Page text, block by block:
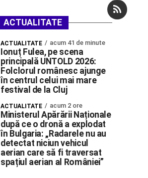
ACTUALITATE
ACTUALITATE acum 41 de minute
Ionuț Fulea, pe scena
principală UNTOLD 2026:
Folclorul românesc ajunge
în centrul celui mai mare
festival de la Cluj
ACTUALITATE acum 2 ore
Ministerul Apărării Naționale
după ce o dronă a explodat
în Bulgaria: „Radarele nu au
detectat niciun vehicul
aerian care să fi traversat
spațiul aerian al României”